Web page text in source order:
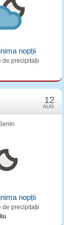
nopții
de precipitații
12
AUG.
nopții
de precipitații